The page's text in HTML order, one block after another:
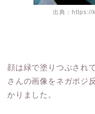
出典：
顔は緑で塗りつぶされ
さんの画像をネガポジ
かりました。